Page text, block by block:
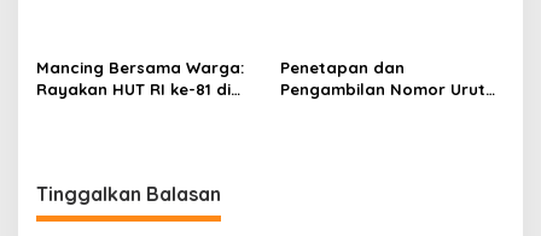
Free Day Karawang
Mancing Bersama Warga:
Rayakan HUT RI ke-81 di
Penetapan dan
Pengambilan Nomor Urut
Tinggalkan Balasan